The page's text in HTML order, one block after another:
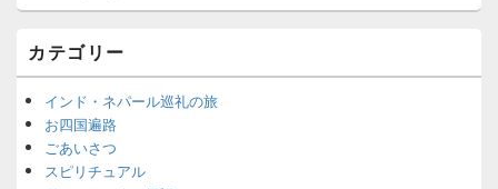
カテゴリー
インド・ネパール巡礼の旅
お四国遍路
ごあいさつ
スピリチュアル